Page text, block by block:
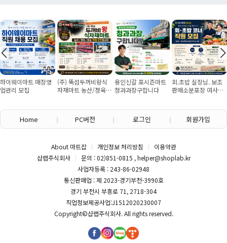
하이웨이마트 매장영
업관리 모집
(주) 뚝섬두꺼비왕식
자재마트 농산/졍육/
용인신갈 포시즌마트
청과과장구합니다
회.초밥 실장님. 보조
판매소분포장 여사님
Home PC버전 로그인 회원가입
About 마트잡 개인정보 처리방침
이용약관
샵랩주식회사
문의 : 02)851-0815 , helper@shoplab.kr
사업자등록 : 243-86-02948
통신판매업 : 제 2023-경기부천-3990호
경기 부천시 부흥로 71, 2718-304
직업정보제공사업:J1512020230007
Copyright©샵랩주식회사. All rights reserved.